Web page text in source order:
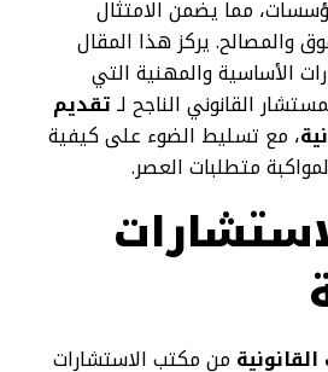
مما يضمن الامتثال
والمصالح. يركز هذا المقال
الأساسية والمهنية التي
القانوني الناجح لـتقديم
، مع تسليط الضوء على كيفية
متطلبات العصر.
من مكتب الاستشارات